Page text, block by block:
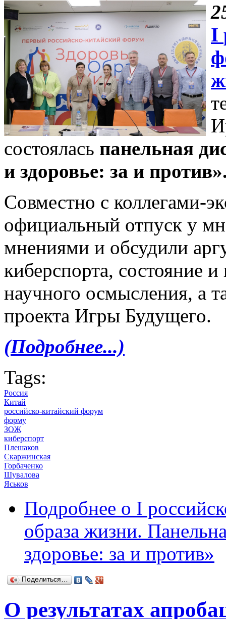
I
состоялась панельная
и здоровье: за и
Совместно с коллегами-
официальный отпуск у
мнениями и обсудили
киберспорта, состояние
научного осмысления, а
проекта Игры Будущего.
(Подробнее...)
Tags:
Россия
Китай
российско-китайский форум
форму
ЗОЖ
киберспорт
Плешаков
Скаржинская
Горбаченко
Шувалова
Яськов
Подробнее о I
образа жизни.
здоровье: за и против»
Поделиться…
О результатах